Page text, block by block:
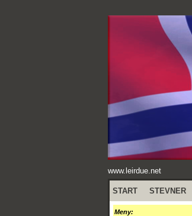
www.leirdue.net
START STEVNER
Meny: